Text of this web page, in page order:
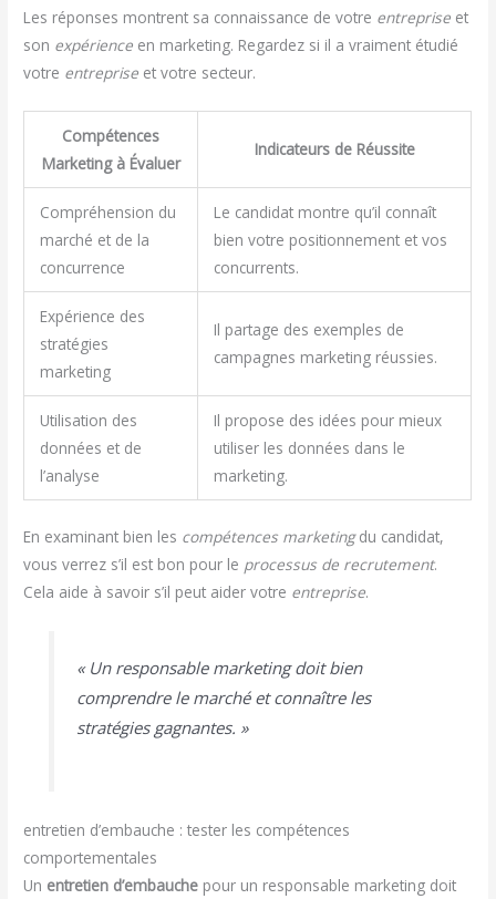
Les réponses montrent sa connaissance de votre entreprise et
son expérience en marketing. Regardez si il a vraiment étudié
votre entreprise et votre secteur.
Compétences
Marketing à Évaluer
Indicateurs de Réussite
Compréhension du
marché et de la
concurrence
Le candidat montre qu’il connaît
bien votre positionnement et vos
concurrents.
Expérience des
stratégies
marketing
Il partage des exemples de
campagnes marketing réussies.
Utilisation des
données et de
l’analyse
Il propose des idées pour mieux
utiliser les données dans le
marketing.
En examinant bien les compétences marketingdu candidat,
vous verrez s’il est bon pour le processus de recrutement.
Cela aide à savoir s’il peut aider votre entreprise.
« Un responsable marketing doit bien
comprendre le marché et connaître les
stratégies gagnantes. »
entretien d’embauche : tester les compétences
comportementales
Un entretien d’embauche pour un responsable marketing doit